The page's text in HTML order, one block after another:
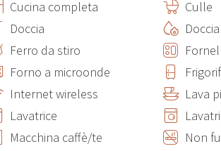
Cucina completa
Culle
Doccia
Ferro da stiro
Forno a microonde
Internet wireless
Lava
Lavatrice
Macchina caffè/te
Non